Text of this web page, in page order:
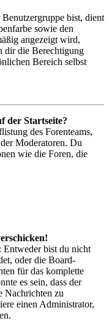
bist, dient
sowie den
angezeigt wird,
dir die Berechtigung
Bereich selbst
der Startseite?
des Forenteams,
Moderatoren. Du
wie die Foren, die
Entweder bist du nicht
oder die Board-
für das komplette
es sein, dass der
Nachrichten zu
einen Administrator,